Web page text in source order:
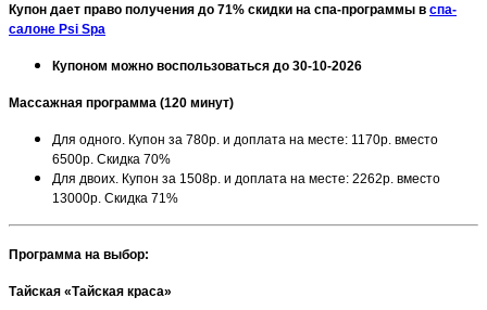
Купон дает право получения до 71% скидки на спа-программы в спа-
салоне Psi Spa
Купоном можно воспользоваться до 30-10-2026
Массажная программа (120 минут)
Для одного. Купон за 780р. и доплата на месте: 1170р. вместо
6500р. Скидка 70%
Для двоих. Купон за 1508р. и доплата на месте: 2262р. вместо
13000р. Скидка 71%
Программа на выбор:
Тайская «Тайская краса»